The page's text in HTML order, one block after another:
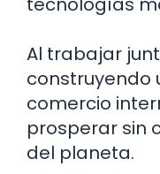
Al trabajar
construyendo
comercio
prosperar sin
del planeta.